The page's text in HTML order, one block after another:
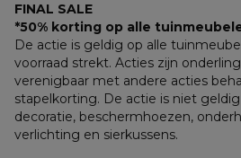
FINAL SALE
*50% korting op alle
De actie is geldig op alle
voorraad strekt. Acties zijn
verenigbaar met andere acties
stapelkorting. De actie is niet
decoratie, beschermhoezen,
verlichting en sierkussens.